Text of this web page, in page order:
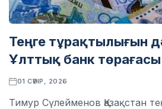
Теңге тұрақтылығын
Ұлттық банк төрағасы
01 СӘУІР, 2026
Тимур Сүлейменов Қазақстан